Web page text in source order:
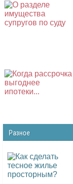
Разное